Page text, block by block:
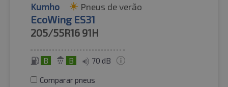
Kumho Pneus de verão
EcoWing ES31
205/55R16 91H
B B 70 dB
Comparar pneus